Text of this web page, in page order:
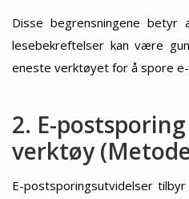
Disse begrensningene
lesebekreftelser kan være
eneste verktøyet for å spore
2. E-
verktøy
E-postsporingsutvidelser